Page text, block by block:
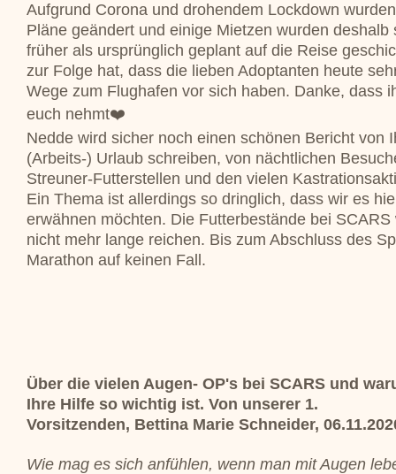
Aufgrund Corona und drohendem Lockdown
Pläne geändert und einige Mietzen wurden deshalb
früher als ursprünglich geplant auf die Reise
zur Folge hat, dass die lieben Adoptanten heute
Wege zum Flughafen vor sich haben. Danke, dass
euch nehmt❤️
Nedde wird sicher noch einen schönen Bericht von
(Arbeits-) Urlaub schreiben, von nächtlichen
Streuner-Futterstellen und den vielen
Ein Thema ist allerdings so dringlich, dass wir es
erwähnen möchten. Die Futterbestände bei SCARS
nicht mehr lange reichen. Bis zum Abschluss des
Marathon auf keinen Fall.
Über die vielen Augen- OP's bei SCARS und
Ihre Hilfe so wichtig ist. Von unserer 1.
Vorsitzenden, Bettina Marie Schneider,
Wie mag es sich anfühlen, wenn man mit Augen